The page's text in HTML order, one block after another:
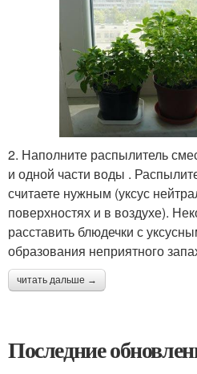
2. Наполните распылитель
и одной части воды .
считаете нужным (уксус
поверхностях и в воздухе).
расставить блюдечки с
образования неприятного
читать дальше →
Последние